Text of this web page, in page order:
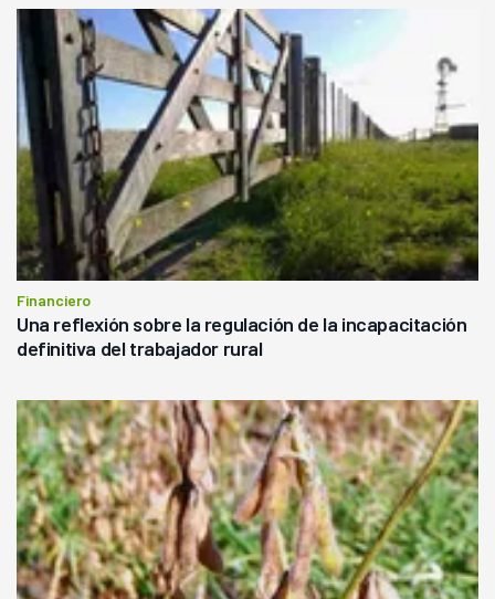
Financiero
Una reflexión sobre la regulación de la incapacitación
definitiva del trabajador rural